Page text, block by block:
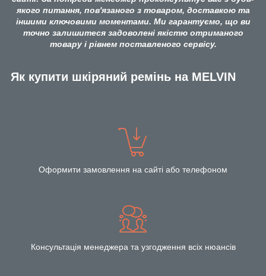
якого питання, пов'язаного з товаром, доставкою та
іншими ключовими моментами. Ми гарантуємо, що ви
точно залишитеся задоволені якістю отриманого
товару і рівнем поставленого сервісу.
Як купити шкіряний ремінь на MELVIN
Оформити замовлення на сайті або телефоном
Консультація менеджера та узгодження всіх нюансів